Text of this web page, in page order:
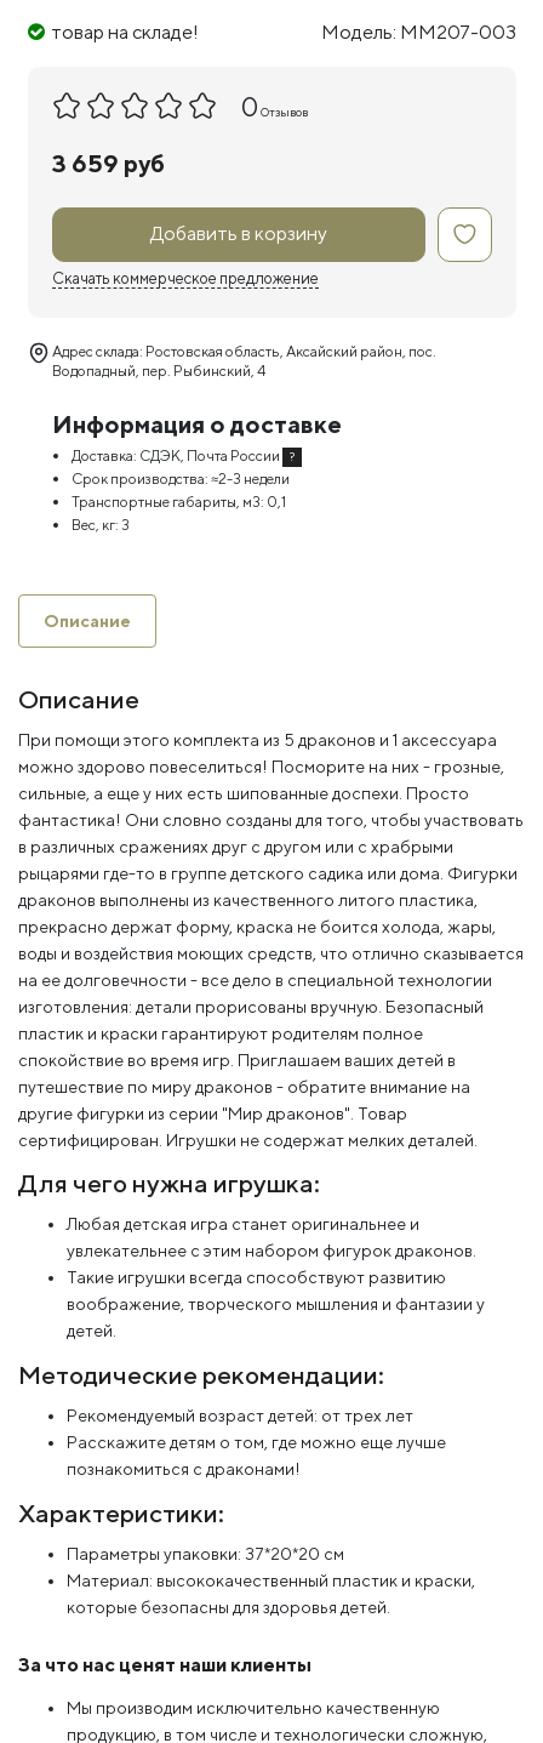
товар на складе! Модель: MM207-003
0 Отзывов
3 659 руб
Добавить в корзину
Скачать коммерческое предложение
Адрес склада: Ростовская область, Аксайский район, пос.
Водопадный, пер. Рыбинский, 4
Информация о доставке
Доставка: СДЭК, Почта России ?
Срок производства: ≈2-3 недели
Транспортные габариты, м3: 0,1
Вес, кг: 3
Описание
Описание
При помощи этого комплекта из 5 драконов и 1 аксессуара
можно здорово повеселиться! Посморите на них - грозные,
сильные, а еще у них есть шипованные доспехи. Просто
фантастика! Они словно созданы для того, чтобы участвовать
в различных сражениях друг с другом или с храбрыми
рыцарями где-то в группе детского садика или дома. Фигурки
драконов выполнены из качественного литого пластика,
прекрасно держат форму, краска не боится холода, жары,
воды и воздействия моющих средств, что отлично сказывается
на ее долговечности - все дело в специальной технологии
изготовления: детали прорисованы вручную. Безопасный
пластик и краски гарантируют родителям полное
спокойствие во время игр. Приглашаем ваших детей в
путешествие по миру драконов - обратите внимание на
другие фигурки из серии "Мир драконов". Товар
сертифицирован. Игрушки не содержат мелких деталей.
Для чего нужна игрушка:
Любая детская игра станет оригинальнее и
увлекательнее с этим набором фигурок драконов.
Такие игрушки всегда способствуют развитию
воображение, творческого мышления и фантазии у
детей.
Методические рекомендации:
Рекомендуемый возраст детей: от трех лет
Расскажите детям о том, где можно еще лучше
познакомиться с драконами!
Характеристики:
Параметры упаковки: 37*20*20 см
Материал: высококачественный пластик и краски,
которые безопасны для здоровья детей.
За что нас ценят наши клиенты
Мы производим исключительно качественную
продукцию, в том числе и технологически сложную,